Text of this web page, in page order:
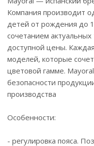
Компания производит
детей от рождения до
сочетанием
доступной цены.
моделей, которые
цветовой гамме.
безопасности
производства
Особенности:
- регулировка пояса.